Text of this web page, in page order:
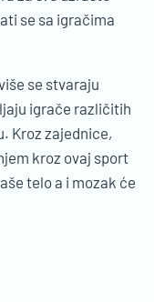
se sa igračima
se stvaraju
igrače različitih
Kroz zajednice,
kroz ovaj sport
telo a i mozak će